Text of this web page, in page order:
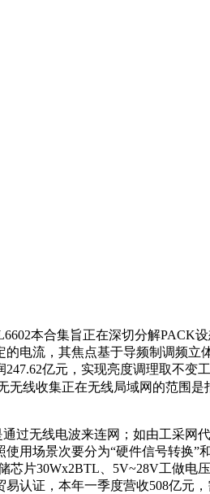
本合集旨正在深切分解PACK设
电流，其焦点基于导频制调频
亿元，实现亮度调理取不变
线收集正在无线局域网的范围是
无线电波来连网；如由工采网
用场景次要分为“硬件信号转换
片30Wx2BTL、5V~28V工做电
认证，本年一季度营收508亿元